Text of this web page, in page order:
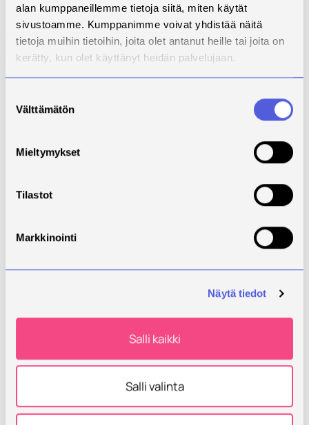
alan kumppaneillemme tietoja siitä, miten käytät
sivustoamme. Kumppanimme voivat yhdistää näitä
tietoja muihin tietoihin, joita olet antanut heille tai joita on
kerätty, kun olet käyttänyt heidän palvelujaan.
valinta
Välttämätön
Mieltymykset
Tilastot
Markkinointi
Näytä tiedot
Salli kaikki
Salli valinta
yhteistyöhön.
Kuva 3. Peltomaisemaa Charlottelundilla.
hehtaarille ja pellon ostohinta 450 000-500 000
ostamiseen on vaikea saada, joten vuokraaminen on
usein ainoa vaihtoehto. Tässä tapauksessa vuokra on
hyvinkin kohtuullinen, mutta vuokralaisen vastuulla on
myös lukuisten vanhojen rakennusten kunnostus ja
ylläpito. Yhdessä rakennuksessa toimii vanhoja
jenkkiautoja kunnostava yritys dreamcars.se.
Ongelmana alueella on kuivuus keväällä ja sen vuoksi